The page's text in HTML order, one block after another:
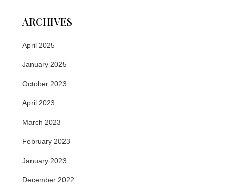
ARCHIVES
April 2025
January 2025
October 2023
April 2023
March 2023
February 2023
January 2023
December 2022